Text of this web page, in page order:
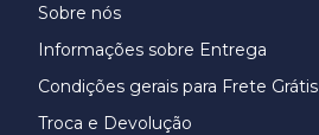
Sobre nós
Informações sobre Entrega
Condições gerais para Frete Grátis
Troca e Devolução